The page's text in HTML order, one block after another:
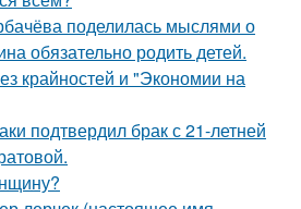
поделилась мыслями о
обязательно родить детей.
крайностей и "Экономии на
подтвердил брак с 21-летней